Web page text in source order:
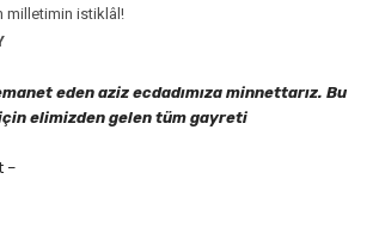
milletimin istiklâl!
eden aziz ecdadımıza minnettarız. Bu
elimizden gelen tüm gayreti
–